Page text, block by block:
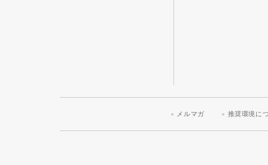
メルマガ 推奨環境に